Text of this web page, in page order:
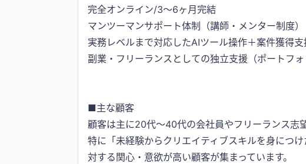
完全オンライン/3〜6ヶ月完結
マンツーマンサポート体制（講師・メンター制度）
実務レベルまで対応したAIツール操作＋案件獲得支
副業・フリーランスとしての独立支援（ポートフォ
■主な顧客
顧客は主に20代〜40代の会社員やフリーランス志
特に「未経験からクリエイティブスキルを身につ
対する関心・意欲が高い顧客が集まっています。